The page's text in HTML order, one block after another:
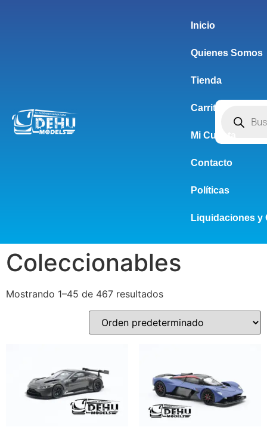
Inicio
Quienes Somos
Tienda
Carrito
Mi Cuenta
Contacto
Políticas
Liquidaciones y
Coleccionables
Mostrando 1–45 de 467 resultados